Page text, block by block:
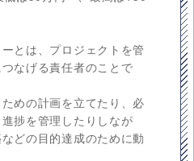
とは、プロジェクトを管
なげる責任者のことで
めの計画を立てたり、必
捗を管理したりしなが
どの目的達成のために動